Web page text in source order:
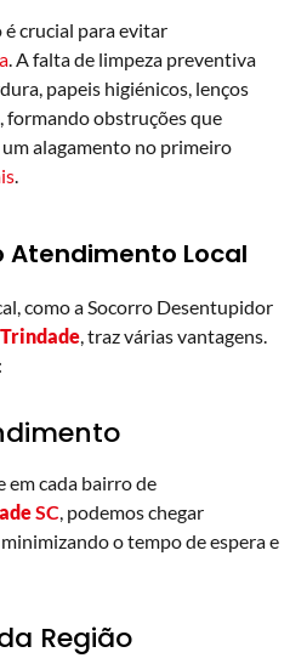
crucial para evitar
. A falta de limpeza preventiva
papeis higiénicos, lenços
formando obstruções que
alagamento no primeiro
.
Local
como a Socorro Desentupidor
Trindade, traz várias vantagens.
em cada bairro de
SC, podemos chegar
o tempo de espera e
Região